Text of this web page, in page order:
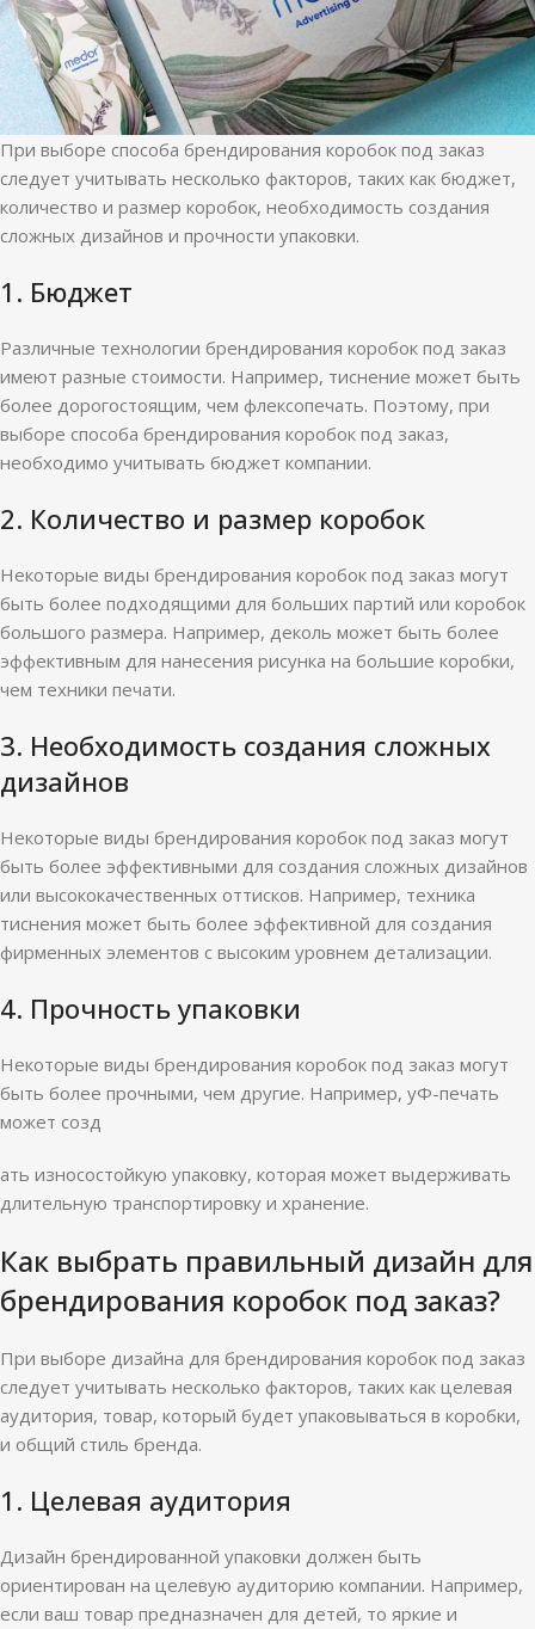
При выборе способа брендирования коробок под заказ
следует учитывать несколько факторов, таких как бюджет,
количество и размер коробок, необходимость создания
сложных дизайнов и прочности упаковки.
1. Бюджет
Различные технологии брендирования коробок под заказ
имеют разные стоимости. Например, тиснение может быть
более дорогостоящим, чем флексопечать. Поэтому, при
выборе способа брендирования коробок под заказ,
необходимо учитывать бюджет компании.
2. Количество и размер коробок
Некоторые виды брендирования коробок под заказ могут
быть более подходящими для больших партий или коробок
большого размера. Например, деколь может быть более
эффективным для нанесения рисунка на большие коробки,
чем техники печати.
3. Необходимость создания сложных
дизайнов
Некоторые виды брендирования коробок под заказ могут
быть более эффективными для создания сложных дизайнов
или высококачественных оттисков. Например, техника
тиснения может быть более эффективной для создания
фирменных элементов с высоким уровнем детализации.
4. Прочность упаковки
Некоторые виды брендирования коробок под заказ могут
быть более прочными, чем другие. Например, уФ-печать
может созд
ать износостойкую упаковку, которая может выдерживать
длительную транспортировку и хранение.
Как выбрать правильный дизайн для
брендирования коробок под заказ?
При выборе дизайна для брендирования коробок под заказ
следует учитывать несколько факторов, таких как целевая
аудитория, товар, который будет упаковываться в коробки,
и общий стиль бренда.
1. Целевая аудитория
Дизайн брендированной упаковки должен быть
ориентирован на целевую аудиторию компании. Например,
если ваш товар предназначен для детей, то яркие и